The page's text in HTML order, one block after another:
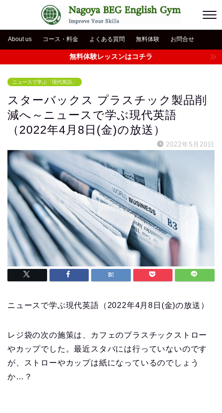
About us コース・料金 よくある質問 無料体験 お問合せ
無料体験レッスンはコチラ
ニュースで学ぶ「現代英語」
スターバックス プラスチック製品削
減へ～ニュースで学ぶ現代英語
（2022年4月8日(金)の放送）
2022年5月20日
ニュースで学ぶ現代英語（2022年4月8日(金)の放送）
レジ袋の次の施策は、カフェのプラスチックストロー
やカップでした。最近スタバには行っていないのです
が、ストローやカップは紙になっているのでしょう
か…？